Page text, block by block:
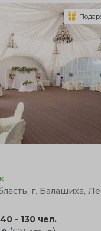
г. Балашиха,
40 - 130 чел.